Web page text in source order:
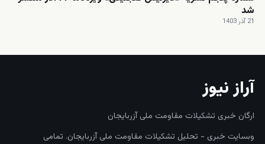
شد
21 آذر 1403
آراز نیوز
ارگان خبری تشکیلات مقاومت ملی آزربایجان
وبسایت خبری - تحلیل تشکیلات مقاومت ملی آزربایجان. تمامی